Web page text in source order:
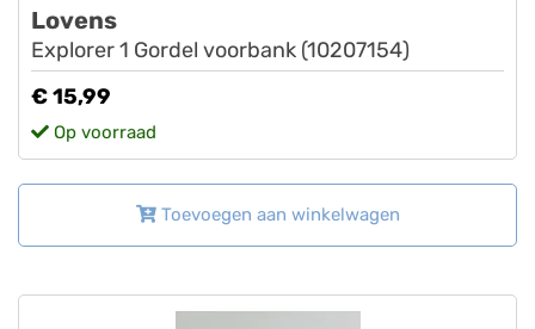
Lovens
Explorer 1 Gordel voorbank (10207154)
€ 15,99
Op voorraad
Toevoegen aan winkelwagen